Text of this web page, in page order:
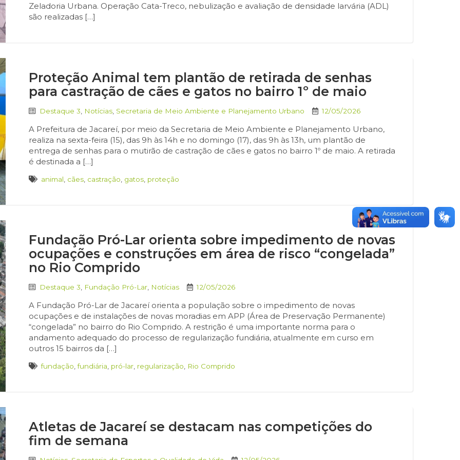
Zeladoria Urbana. Operação Cata-Treco, nebulização e avaliação de densidade larvária (ADL)
são realizadas […]
Proteção Animal tem plantão de retirada de senhas
para castração de cães e gatos no bairro 1º de maio
Destaque 3 Notícias, Secretaria de Meio Ambiente e Planejamento Urbano 12/05/2026
A Prefeitura de Jacareí, por meio da Secretaria de Meio Ambiente e Planejamento Urbano,
realiza na sexta-feira (15), das 9h às 14h e no domingo (17), das 9h às 13h, um plantão de
entrega de senhas para o mutirão de castração de cães e gatos no bairro 1º de maio. A retirada
é destinada a […]
animal cães, castração gatos, proteção
Fundação Pró-Lar orienta sobre impedimento de novas
ocupações e construções em área de risco “congelada”
no Rio Comprido
Destaque 3 Fundação Pró-Lar, Notícias 12/05/2026
A Fundação Pró-Lar de Jacareí orienta a população sobre o impedimento de novas
ocupações e de instalações de novas moradias em APP (Área de Preservação Permanente)
“congelada” no bairro do Rio Comprido. A restrição é uma importante norma para o
andamento adequado do processo de regularização fundiária, atualmente em curso em
outros 15 bairros da […]
fundação ,fundiária pró-lar, regularização Rio Comprido
Atletas de Jacareí se destacam nas competições do
fim de semana